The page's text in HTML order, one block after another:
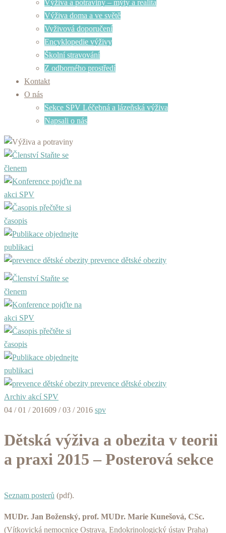
Výživa a potraviny – mýty a realita
Výživa doma a ve světě
Vyživová doporučení
Encyklopedie výživy
Školní stravování
Z odborného prostředí
Kontakt
O nás
Sekce SPV Léčebná a lázeňská výživa
Napsali o nás
Staňte se
členem
pojďte na
akci SPV
přečtěte si
časopis
objednejte
publikaci
prevence dětské obezity
Staňte se
členem
pojďte na
akci SPV
přečtěte si
časopis
objednejte
publikaci
prevence dětské obezity
Archiv akcí SPV
04 / 01 / 201609 / 03 / 2016 spv
Dětská výživa a obezita v teorii
a praxi 2015 – Posterová sekce
Seznam posterů (pdf).
MUDr. Jan Boženský, prof. MUDr. Marie Kunešová, CSc.
(Vítkovická nemocnice Ostrava, Endokrinologický ústav Praha)